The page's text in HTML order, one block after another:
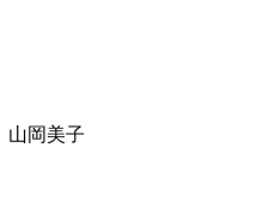
岡美子